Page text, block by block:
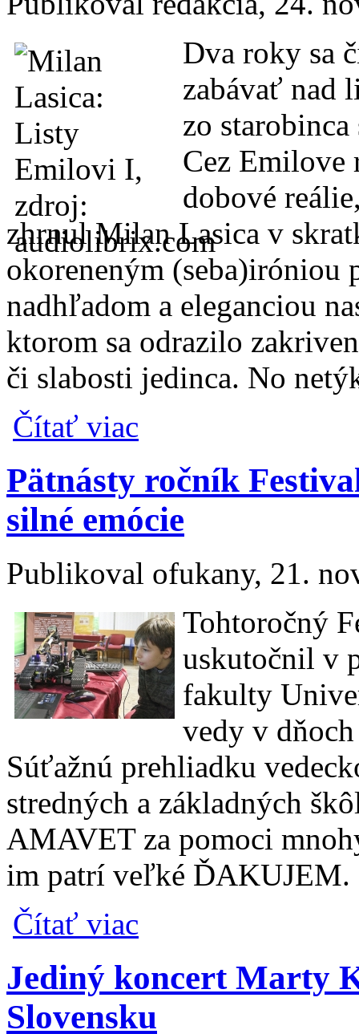
Dva roky sa
zabávať nad
zo
Cez Emilove
dobové
zhrnul Milan Lasica v
okoreneným (seba)iróniou
nadhľadom a eleganciou
ktorom sa odrazilo
či slabosti jedinca. No
Čítať viac
Pätnásty ročník
silné emócie
Publikoval ofukany, 21.
Tohtoročný
uskutočnil v
fakulty
vedy v
Súťažnú prehliadku
stredných a základných
AMAVET za pomoci
im patrí veľké ĎAKUJEM.
Čítať viac
Jediný koncert Marty
Slovensku